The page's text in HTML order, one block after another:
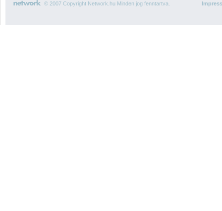
© 2007 Copyright Network.hu Minden jog fenntartva.